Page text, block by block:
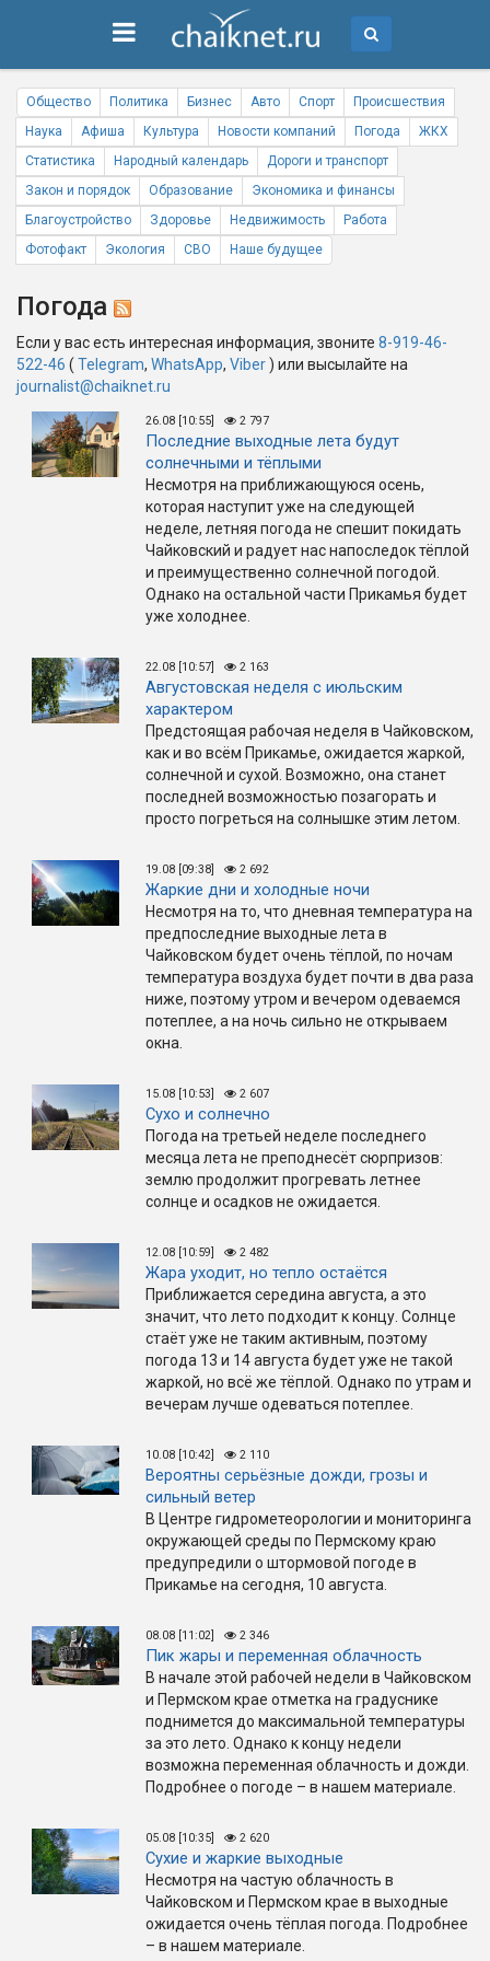
Общество Политика Бизнес Авто Спорт
Происшествия
Наука
Афиша Культура Новости компаний Погода
ЖКХ
Статистика
Народный календарь
Дороги и транспорт
Закон и порядок
Образование
Экономика и финансы
Благоустройство
Здоровье Недвижимость
Работа
Фотофакт
Экология СВО Наше будущее
Погода
Если у вас есть интересная информация, звоните 8-919-46-
522-46 ( Telegram, WhatsApp, Viber) или высылайте на
journalist@chaiknet.ru
26.08 [10:55] 2 797
Последние выходные лета будут
солнечными и тёплыми
Несмотря на приближающуюся осень,
которая наступит уже на следующей
неделе, летняя погода не спешит покидать
Чайковский и радует нас напоследок тёплой
и преимущественно солнечной погодой.
Однако на остальной части Прикамья будет
уже холоднее.
22.08 [10:57] 2 163
Августовская неделя с июльским
характером
Предстоящая рабочая неделя в Чайковском,
как и во всём Прикамье, ожидается жаркой,
солнечной и сухой. Возможно, она станет
последней возможностью позагорать и
просто погреться на солнышке этим летом.
19.08 [09:38] 2 692
Жаркие дни и холодные ночи
Несмотря на то, что дневная температура на
предпоследние выходные лета в
Чайковском будет очень тёплой, по ночам
температура воздуха будет почти в два раза
ниже, поэтому утром и вечером одеваемся
потеплее, а на ночь сильно не открываем
окна.
15.08 [10:53] 2 607
Сухо и солнечно
Погода на третьей неделе последнего
месяца лета не преподнесёт сюрпризов:
землю продолжит прогревать летнее
солнце и осадков не ожидается.
12.08 [10:59] 2 482
Жара уходит, но тепло остаётся
Приближается середина августа, а это
значит, что лето подходит к концу. Солнце
стаёт уже не таким активным, поэтому
погода 13 и 14 августа будет уже не такой
жаркой, но всё же тёплой. Однако по утрам и
вечерам лучше одеваться потеплее.
10.08 [10:42] 2 110
Вероятны серьёзные дожди, грозы и
сильный ветер
В Центре гидрометеорологии и мониторинга
окружающей среды по Пермскому краю
предупредили о штормовой погоде в
Прикамье на сегодня, 10 августа.
08.08 [11:02] 2 346
Пик жары и переменная облачность
В начале этой рабочей недели в Чайковском
и Пермском крае отметка на градуснике
поднимется до максимальной температуры
за это лето. Однако к концу недели
возможна переменная облачность и дожди.
Подробнее о погоде – в нашем материале.
05.08 [10:35] 2 620
Сухие и жаркие выходные
Несмотря на частую облачность в
Чайковском и Пермском крае в выходные
ожидается очень тёплая погода. Подробнее
– в нашем материале.